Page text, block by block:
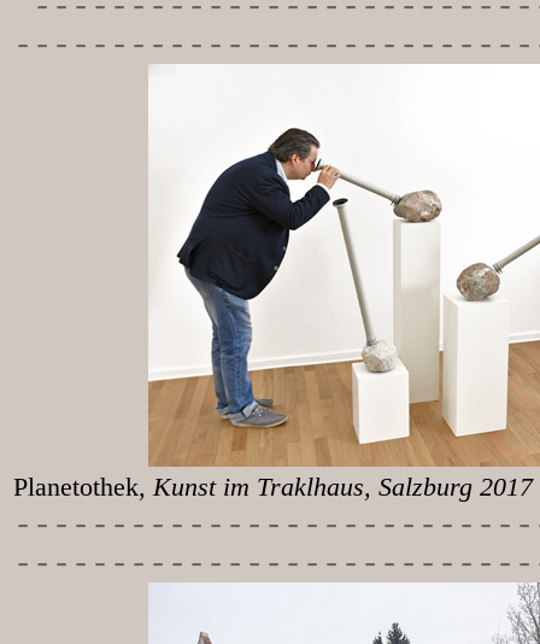
-----------
Planetothek, Kunst im
-----------